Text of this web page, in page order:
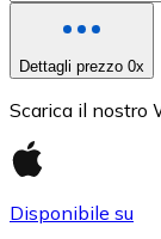
Dettagli prezzo 0x
Scarica il nostro
Disponibile su